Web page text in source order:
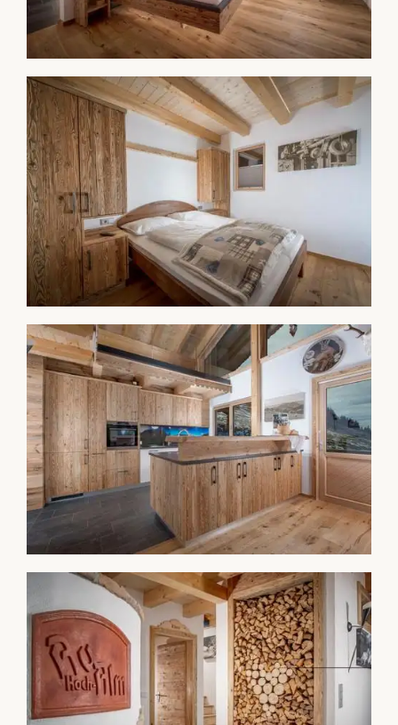
Unsere Region
Grüne Anreise
Impressum
AU Hochalm Chalet
AU Alm Apartments
AU Villa
AU Hochalm
Catering
Auinger´s Hofladen